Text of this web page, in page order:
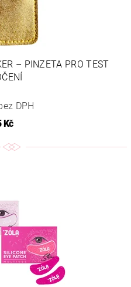
– PINZETA PRO TEST
DPH
Kč